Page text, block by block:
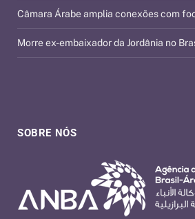
SOBRE NÓS
Câmara Árabe amplia conexões com
Morre ex-embaixador da Jordânia no